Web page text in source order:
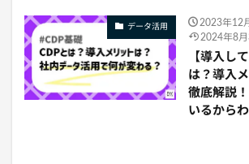
データ活用
2023年12
2024年8月
【導入し
は？導入
徹底解説
いるから